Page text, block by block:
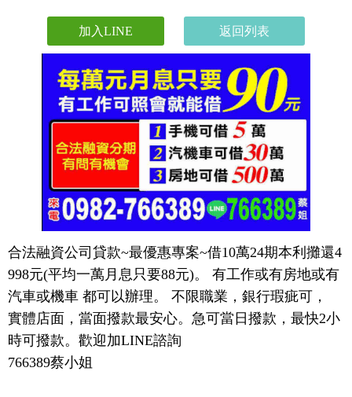
加入LINE 返回列表
合法融資公司貸款~最優惠專案~借10萬24期本利攤還4
998元(平均一萬月息只要88元)。 有工作或有房地或有
汽車或機車 都可以辦理。 不限職業，銀行瑕疵可，
實體店面，當面撥款最安心。急可當日撥款，最快2小
時可撥款。歡迎加LINE諮詢
766389蔡小姐